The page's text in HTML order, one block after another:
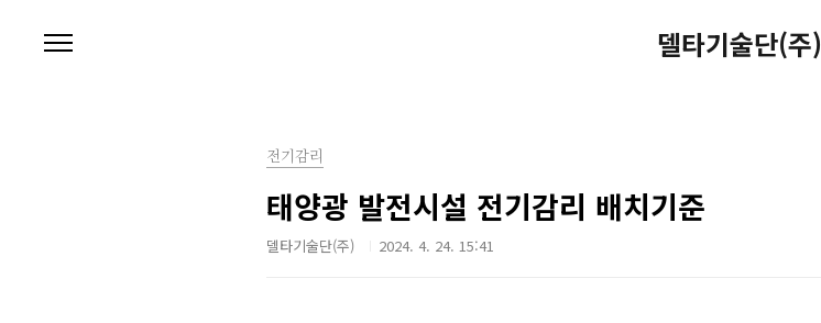
델타기술단(주)
전기감리
태양광 발전시설 전기감리 배치기준
델타기술단(주) 2024. 4. 24. 15:41